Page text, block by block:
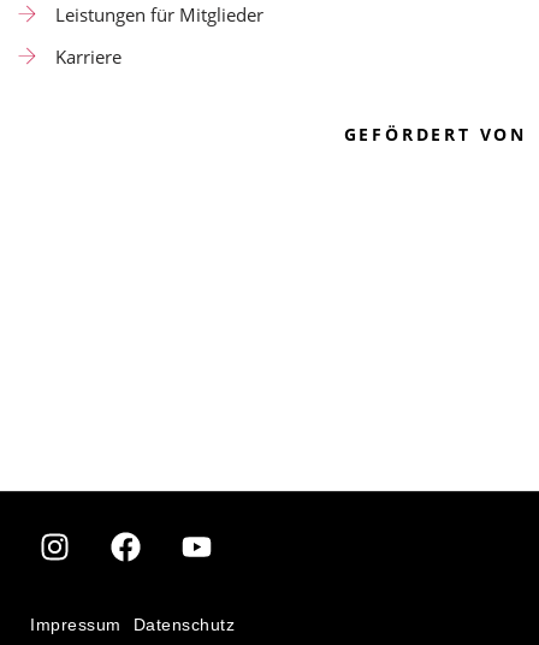
Leistungen für Mitglieder
Karriere
GEFÖRDERT VON
Impressum Datenschutz